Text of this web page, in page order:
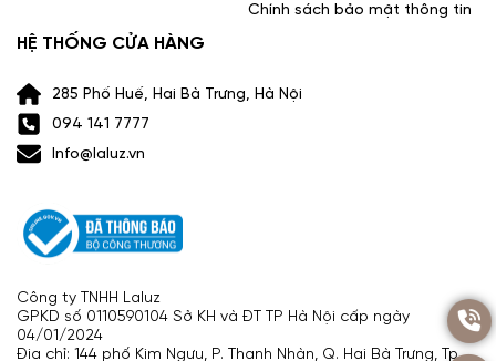
Chính sách bảo mật thông tin
HỆ THỐNG CỬA HÀNG
285 Phố Huế, Hai Bà Trưng, Hà Nội
094 141 7777
Info@laluz.vn
Công ty TNHH Laluz
GPKD số 0110590104 Sở KH và ĐT TP Hà Nội cấp ngày
04/01/2024
Địa chỉ: 144 phố Kim Ngưu, P. Thanh Nhàn, Q. Hai Bà Trưng, Tp.